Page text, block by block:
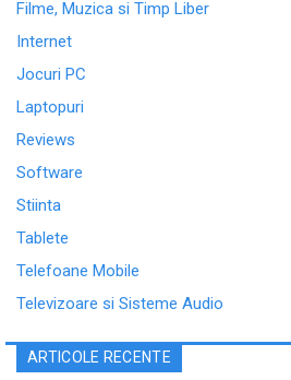
Filme, Muzica si Timp Liber
Internet
Jocuri PC
Laptopuri
Reviews
Software
Stiinta
Tablete
Telefoane Mobile
Televizoare si Sisteme Audio
ARTICOLE RECENTE